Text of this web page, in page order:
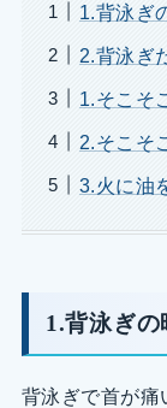
1.背泳ぎ
2.背泳ぎ
1.そこそ
2.そこそ
3.火に油
1.背泳ぎ
背泳ぎで首が痛